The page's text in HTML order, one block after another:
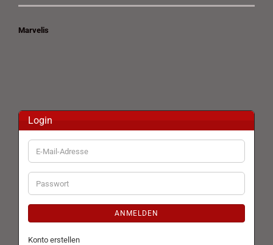
Marvelis
Login
E-
Mail-
Adresse
Passwort
ANMELDEN
Konto erstellen